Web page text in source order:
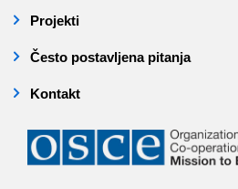
Projekti
Često postavljena pitanja
Kontakt